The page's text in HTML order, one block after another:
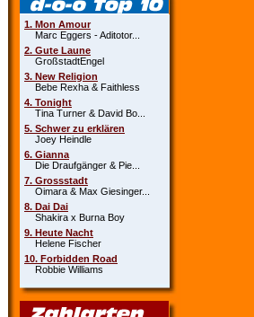
1. Mon Amour
Marc Eggers - Aditotor...
2. Gute Laune
GroßstadtEngel
3. New Religion
Bebe Rexha & Faithless
4. Tonight
Tina Turner & David Bo...
5. Schwer zu erklären
Joey Heindle
6. Gianna
Die Draufgänger & Pie...
7. Grossstadt
Oimara & Max Giesinger...
8. Dai Dai
Shakira x Burna Boy
9. Heute Nacht
Helene Fischer
10. Forbidden Road
Robbie Williams